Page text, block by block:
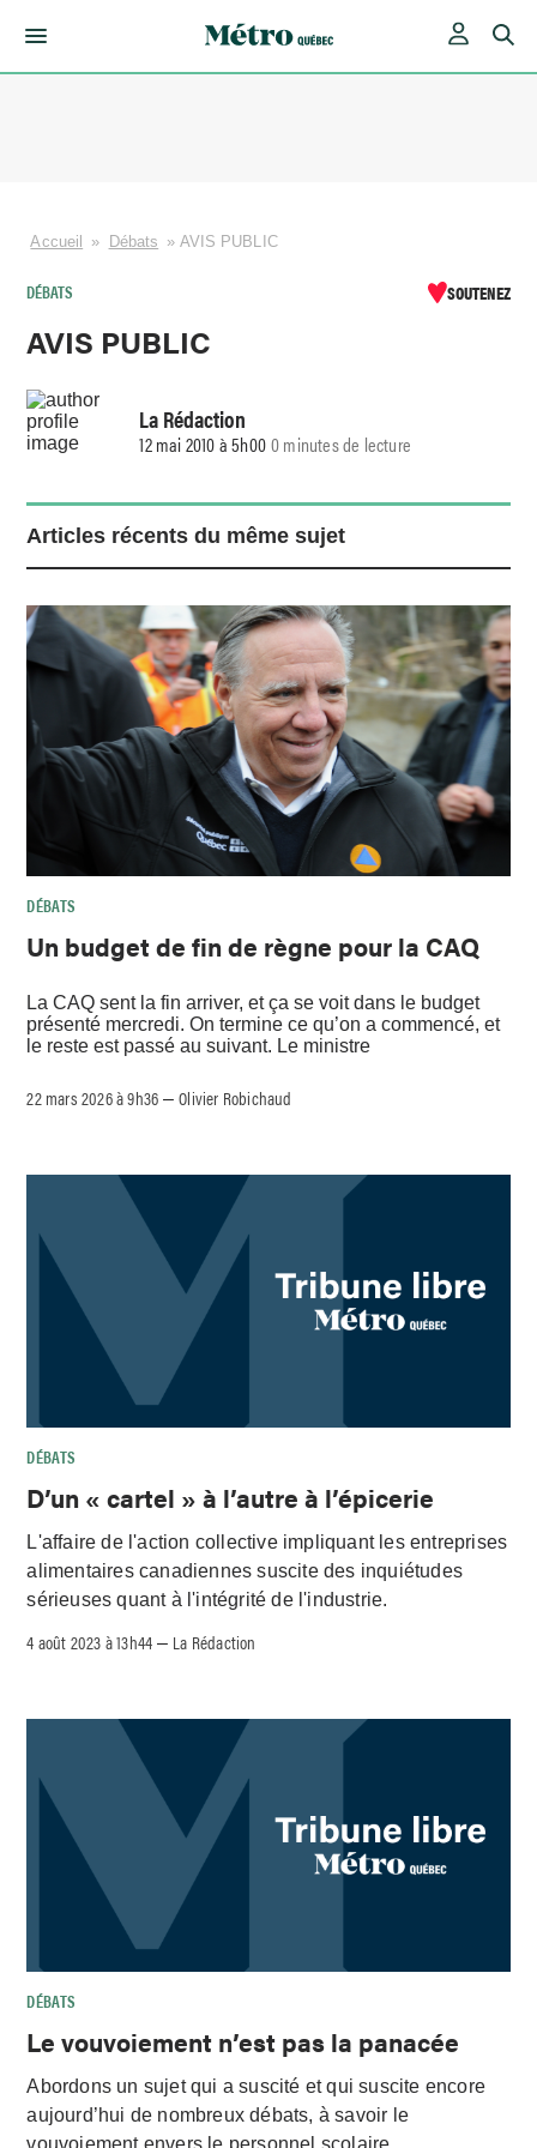
Accueil » Débats » AVIS PUBLIC
DÉBATS SOUTENEZ
AVIS PUBLIC
La Rédaction
12 mai 2010 à 5h000 minutes de lecture
Articles récents du même sujet
DÉBATS
Un budget de fin de règne pour la CAQ
La CAQ sent la fin arriver, et ça se voit dans le budget
présenté mercredi. On termine ce qu’on a commencé, et
le reste est passé au suivant. Le ministre
22 mars 2026 à 9h36 –Olivier Robichaud
DÉBATS
D’un « cartel » à l’autre à l’épicerie
L'affaire de l'action collective impliquant les entreprises
alimentaires canadiennes suscite des inquiétudes
sérieuses quant à l'intégrité de l'industrie.
4 août 2023 à 13h44 – La Rédaction
DÉBATS
Le vouvoiement n’est pas la panacée
Abordons un sujet qui a suscité et qui suscite encore
aujourd’hui de nombreux débats, à savoir le
vouvoiement envers le personnel scolaire.